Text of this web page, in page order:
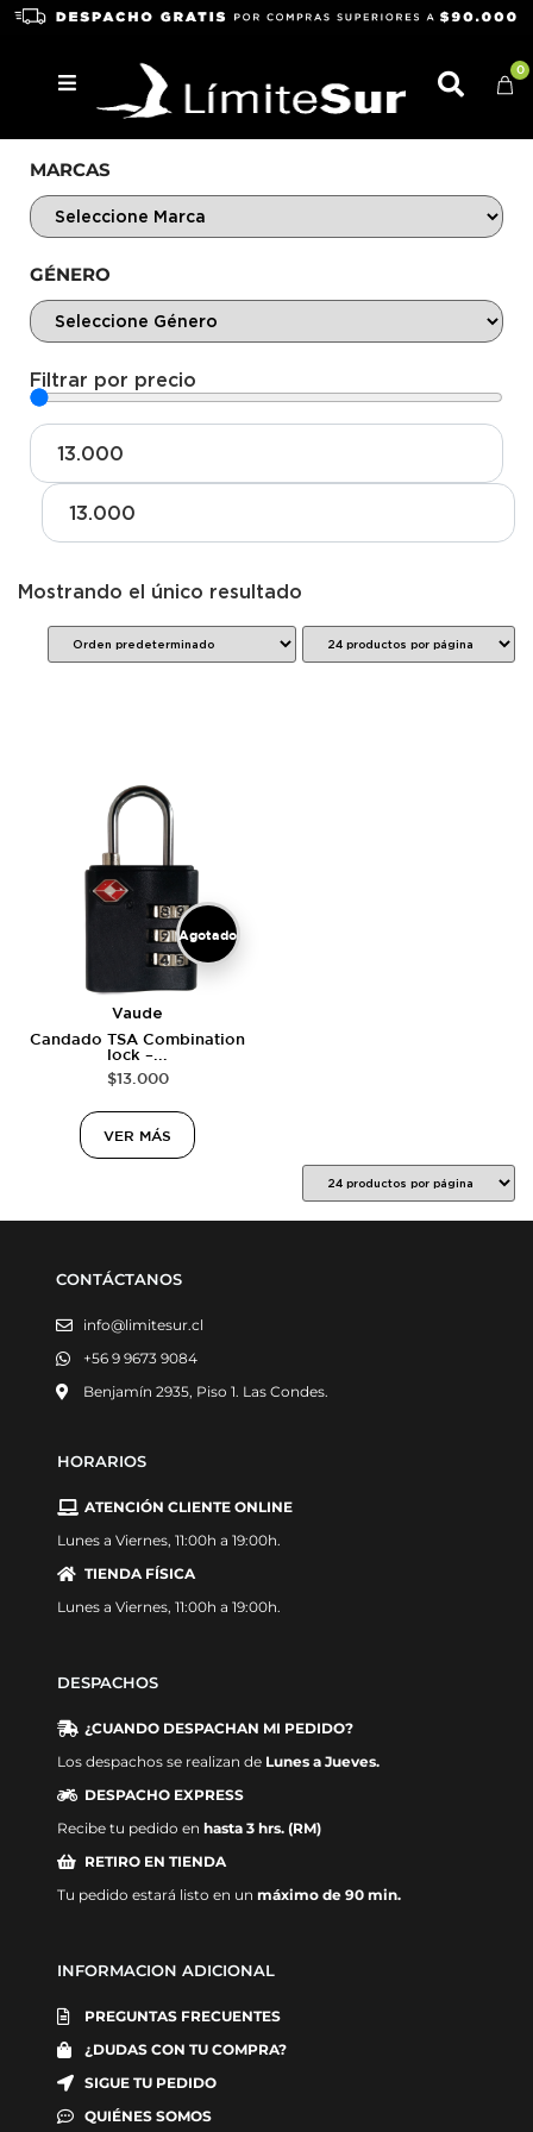
0
MARCAS
GÉNERO
Filtrar por precio
Mostrando el único resultado
Agotado
Vaude
Candado TSA Combination
lock –...
$13.000
VER MÁS
CONTÁCTANOS
info@limitesur.cl
+56 9 9673 9084
Benjamín 2935, Piso 1. Las Condes.
HORARIOS
ATENCIÓN CLIENTE ONLINE
Lunes a Viernes, 11:00h a 19:00h.
TIENDA FÍSICA
Lunes a Viernes, 11:00h a 19:00h.
DESPACHOS
¿CUANDO DESPACHAN MI PEDIDO?
Los despachos se realizan de Lunes a Jueves.
DESPACHO EXPRESS
Recibe tu pedido en hasta 3 hrs. (RM)
RETIRO EN TIENDA
Tu pedido estará listo en un máximo de 90 min.
INFORMACION ADICIONAL
PREGUNTAS FRECUENTES
¿DUDAS CON TU COMPRA?
SIGUE TU PEDIDO
QUIÉNES SOMOS